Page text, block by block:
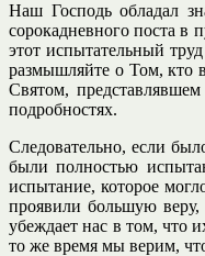
Наш Господь обладал
сорокадневного поста в
этот испытательный
размышляйте о Том, кто
Святом,
подробностях.
Следовательно, если
были полностью
испытание, которое
проявили большую
убеждает нас в том, что
то же время мы верим,